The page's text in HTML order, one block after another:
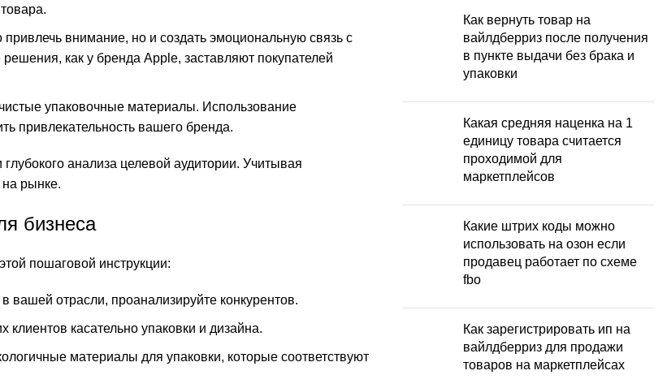
привлечь внимание, но и создать эмоциональную связь с
как у бренда Apple, заставляют покупателей
упаковочные материалы. Использование
привлекательность вашего бренда.
анализа целевой аудитории. Учитывая
на рынке.
бизнеса
пошаговой инструкции:
вашей отрасли, проанализируйте конкурентов.
касательно упаковки и дизайна.
материалы для упаковки, которые соответствуют
Как вернуть товар на
вайлдберриз после получения
в пункте выдачи без брака и
упаковки
Какая средняя наценка на 1
единицу товара считается
проходимой для
маркетплейсов
Какие штрих коды можно
использовать на озон если
продавец работает по схеме
fbo
Как зарегистрировать ип на
вайлдберриз для продажи
товаров на маркетплейсах